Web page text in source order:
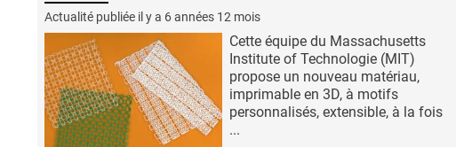
Actualité publiée il y a 6 années 12 mois
Cette équipe du Massachusetts
Institute of Technologie (MIT)
propose un nouveau matériau,
imprimable en 3D, à motifs
personnalisés, extensible, à la fois
...